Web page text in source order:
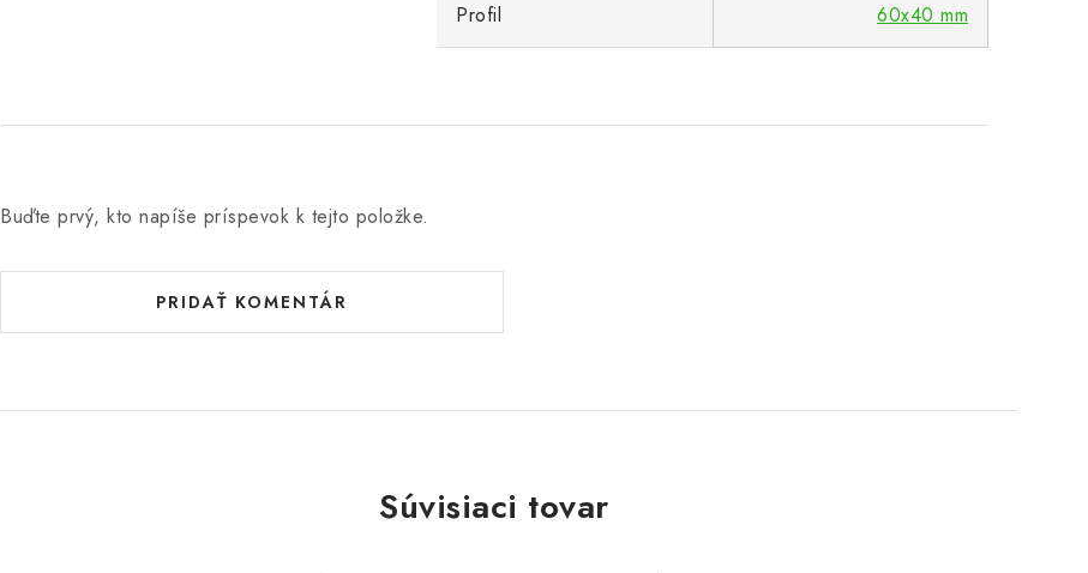
Profil 60x40 mm
Buďte prvý, kto napíše príspevok k tejto položke.
PRIDAŤ KOMENTÁR
Súvisiaci tovar